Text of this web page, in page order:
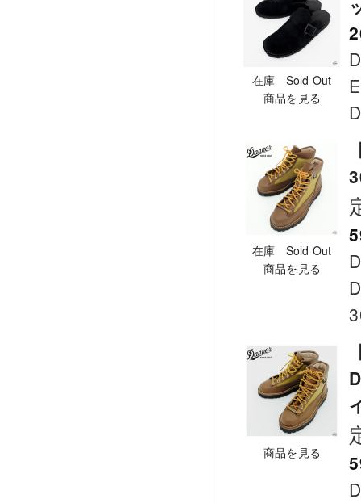
在庫 Sold Out
商品を見る
在庫 Sold Out
商品を見る
商品を見る